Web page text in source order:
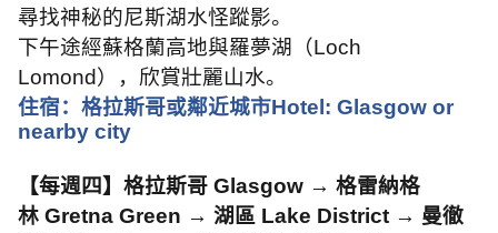
尋找神秘的尼斯湖水怪蹤影。
下午途經蘇格蘭高地與羅夢湖（Loch
Lomond ），欣賞壯麗山水。
住宿：格拉斯哥或鄰近城市Hotel: Glasgow or
nearby city
【每週四】格拉斯哥 Glasgow → 格雷納格
林 Gretna Green → 湖區 Lake District → 曼徹